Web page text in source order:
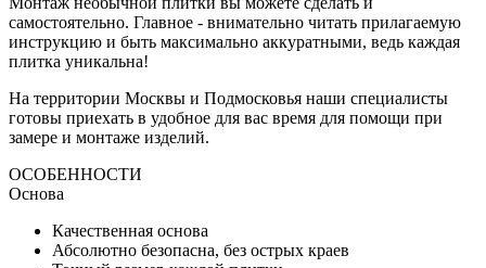
самостоятельно. Главное - внимательно читать прилагаемую
инструкцию и быть максимально аккуратными, ведь каждая
плитка уникальна!
На территории Москвы и Подмосковья наши специалисты
готовы приехать в удобное для вас время для помощи при
замере и монтаже изделий.
ОСОБЕННОСТИ
Основа
Качественная основа
Абсолютно безопасна, без острых краев